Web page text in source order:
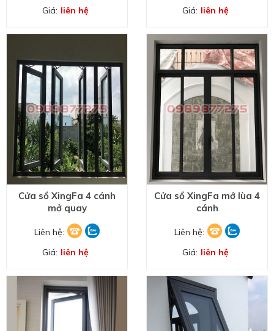
Giá: liên hệ Giá: liên hệ
Cửa sổ XingFa 4 cánh
mở quay
Liên hệ:
Giá: liên hệ
Cửa sổ XingFa mở lùa 4
cánh
Liên hệ:
Giá: liên hệ